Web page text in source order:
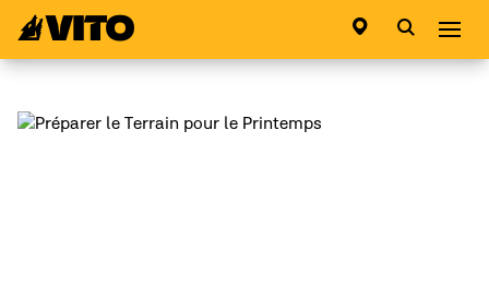
Aller à la page principale